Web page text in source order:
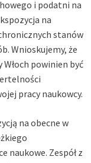
i podatni na
na
stanów
Wnioskujemy, że
powinien być
pracy naukowcy.
na obecne w
naukowe. Zespół z